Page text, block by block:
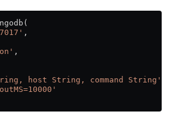
,
,
host String, command String'